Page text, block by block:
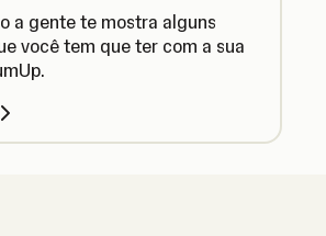
a gente te mostra alguns
você tem que ter com a sua